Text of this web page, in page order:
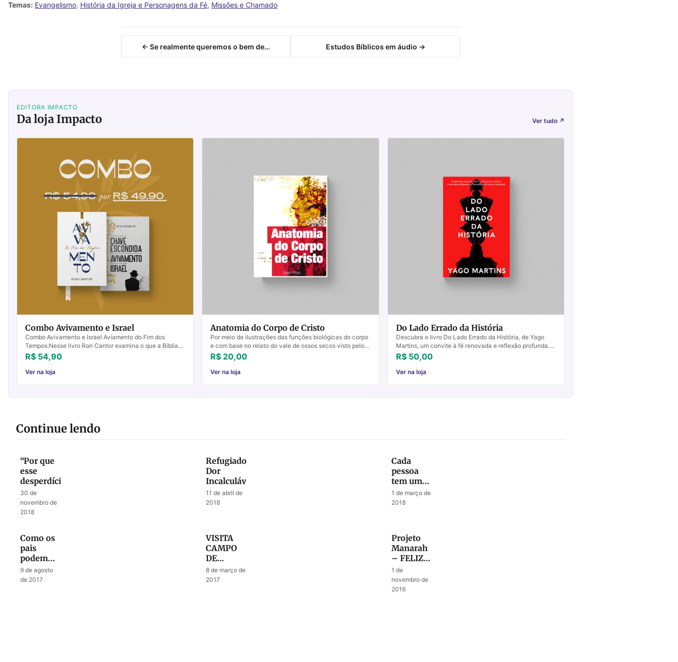
Temas: Evangelismo, História da Igreja e Personagens da Fé, Missões e Chamado
← Se realmente queremos o bem de… Estudos Bíblicos em áudio →
EDITORA IMPACTO
Da loja Impacto Ver tudo ↗
Combo Avivamento e Israel
Combo Avivamento e Israel Aviamento do Fim dos
Tempos:Nesse livro Ron Cantor examina o que a Bíblia
diz sobre o avivamento do fim dos tempos.“De fato, tudo
R$ 54,90
Ver na loja
Anatomia do Corpo de Cristo
Por meio de ilustrações das funções biológicas do corpo
e com base no relato do vale de ossos secos visto pelo
profeta Ezequiel, o autor revela como Deus est...
R$ 20,00
Ver na loja
Do Lado Errado da História
Descubra o livro Do Lado Errado da História, de Yago
Martins, um convite à fé renovada e reflexão profunda.
Compre já!
R$ 50,00
Ver na loja
Continue lendo
“Por que
esse
desperdício?”
30 de
novembro de
2018
Refugiados:
Dor
Incalculável
11 de abril de
2018
Cada
pessoa
tem um
chamado
específico
1 de março de
2018
Como os
pais
podem
levar seus
filhos a
9 de agosto
de 2017
VISITA
CAMPO
DE
REFUGIADOS…
8 de março de
2017
Projeto
Manarah
– FELIZ
ANO
NOVO…
1 de
novembro de
2016